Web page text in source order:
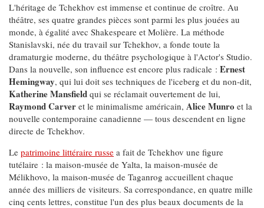
L'héritage de Tchekhov est immense et continue de croître. Au
théâtre, ses quatre grandes pièces sont parmi les plus jouées au
monde, à égalité avec Shakespeare et Molière. La méthode
Stanislavski, née du travail sur Tchekhov, a fonde toute la
dramaturgie moderne, du théâtre psychologique à l'Actor's Studio.
Dans la nouvelle, son influence est encore plus radicale : Ernest
Hemingway, qui lui doit ses techniques de l'iceberg et du non-dit,
Katherine Mansfield qui se réclamait ouvertement de lui,
Raymond Carver et le minimalisme américain, Alice Munro et la
nouvelle contemporaine canadienne — tous descendent en ligne
directe de Tchekhov.
Le patrimoine littéraire russe a fait de Tchekhov une figure
tutélaire : la maison-musée de Yalta, la maison-musée de
Mélikhovo, la maison-musée de Taganrog accueillent chaque
année des milliers de visiteurs. Sa correspondance, en quatre mille
cinq cents lettres, constitue l'un des plus beaux documents de la